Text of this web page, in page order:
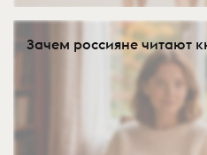
Зачем россияне читают